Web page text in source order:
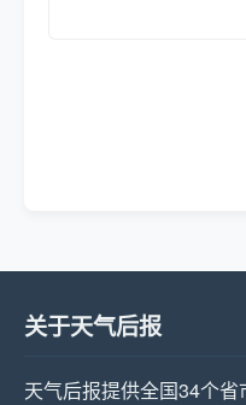
关于天气后报
天气后报提供全国34个